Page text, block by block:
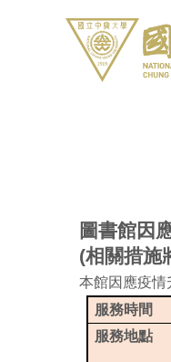
圖書館因
(相關措施
本館因應疫情
服務時間
服務地點